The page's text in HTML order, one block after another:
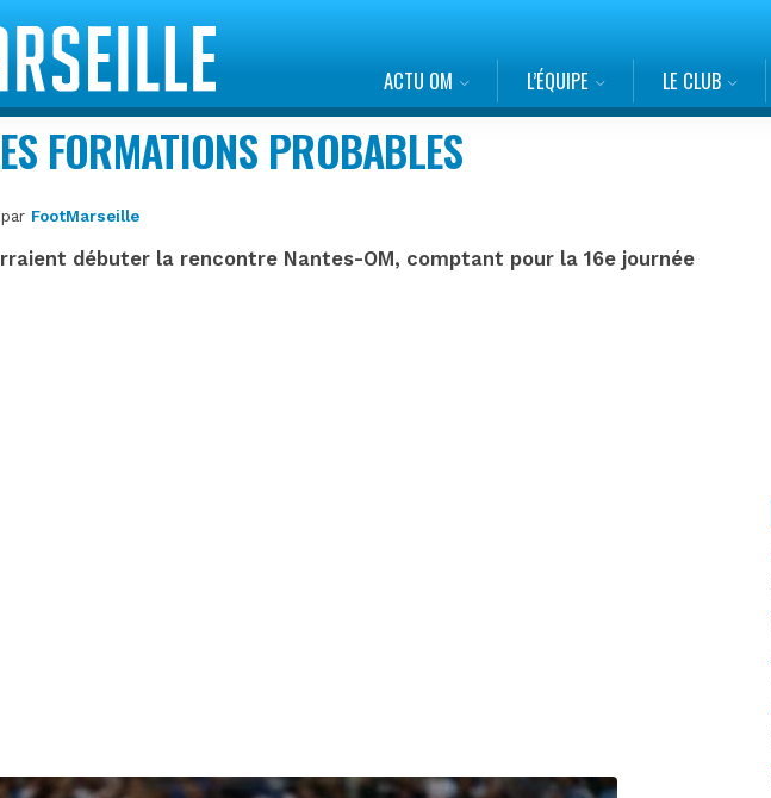
ACTU OM L’ÉQUIPE LE CLUB
FORMATIONS PROBABLES
FootMarseille
débuter la rencontre Nantes-OM, comptant pour la 16e journée